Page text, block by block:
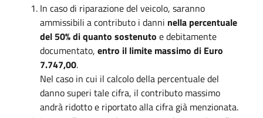
In caso di riparazione del veicolo, saranno
ammissibili a contributo i danni nella percentuale
del 50% di quanto sostenuto e debitamente
documentato, entro il limite massimo di Euro
7.747,00.
Nel caso in cui il calcolo della percentuale del
danno superi tale cifra, il contributo massimo
andrà ridotto e riportato alla cifra già menzionata.